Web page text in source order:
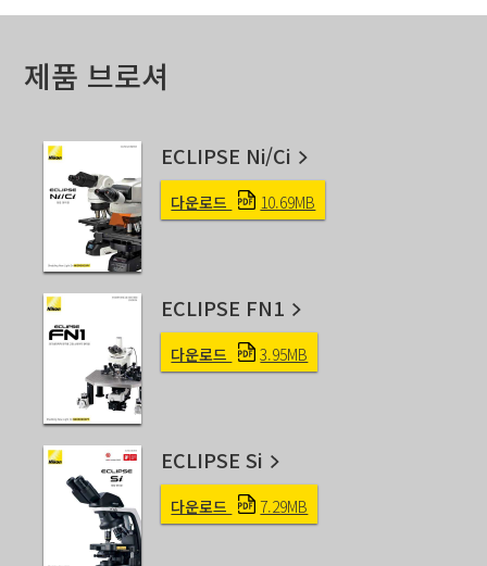
제품 브로셔
ECLIPSE Ni/Ci
다운로드 10.69MB
ECLIPSE FN1
다운로드 3.95MB
ECLIPSE Si
다운로드 7.29MB